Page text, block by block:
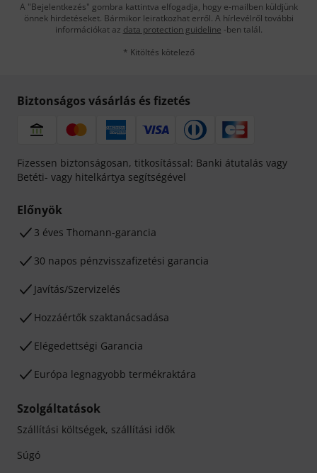
A "Bejelentkezés" gombra kattintva elfogadja, hogy e-mailben küldjünk
önnek hirdetéseket. Bármikor leiratkozhat erről. A hírlevélről további
információkat az data protection guideline -ben talál.
* Kitöltés kötelező
Biztonságos vásárlás és fizetés
Fizessen biztonságosan, titkosítással: Banki átutalás vagy
Betéti- vagy hitelkártya segítségével
Előnyök
3 éves Thomann-garancia
30 napos pénzvisszafizetési garancia
Javítás/Szervizelés
Hozzáértők szaktanácsadása
Elégedettségi Garancia
Európa legnagyobb termékraktára
Szolgáltatások
Szállítási költségek, szállítási idők
Súgó